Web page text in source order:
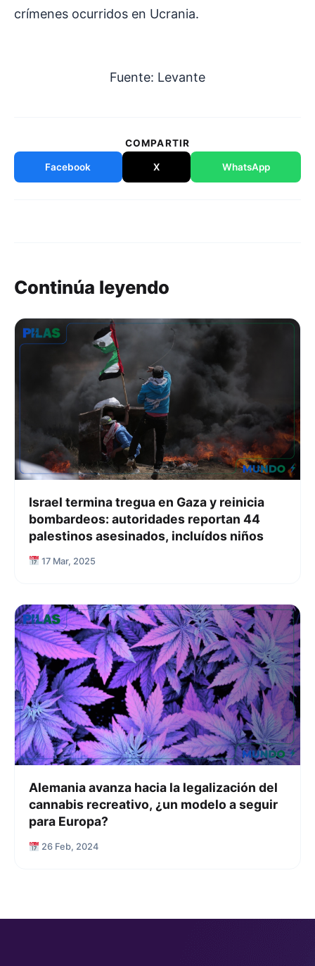
crímenes ocurridos en Ucrania.
Fuente: Levante
COMPARTIR
Facebook X WhatsApp
Continúa leyendo
Israel termina tregua en Gaza y reinicia
bombardeos: autoridades reportan 44
palestinos asesinados, incluídos niños
17 Mar, 2025
Alemania avanza hacia la legalización del
cannabis recreativo, ¿un modelo a seguir
para Europa?
26 Feb, 2024